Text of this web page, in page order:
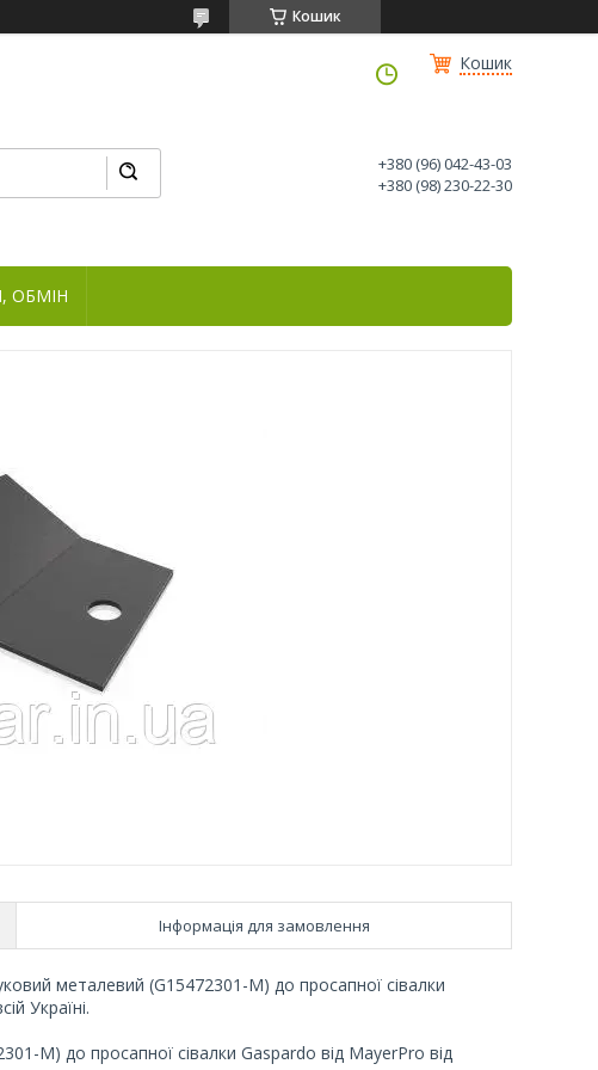
Кошик
Кошик
+380 (96) 042-43-03
+380 (98) 230-22-30
ОБМІН
Інформація для замовлення
металевий (G15472301-M) до просапної сівалки
Україні.
M) до просапної сівалки Gaspardo від MayerPro від